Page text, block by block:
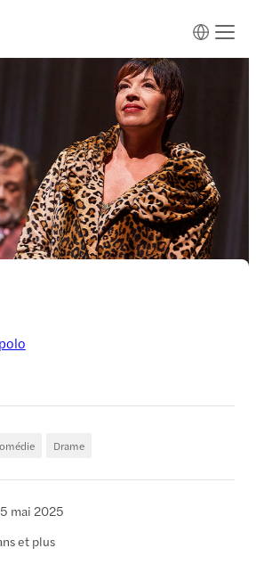
Drame
mai 2025
et plus